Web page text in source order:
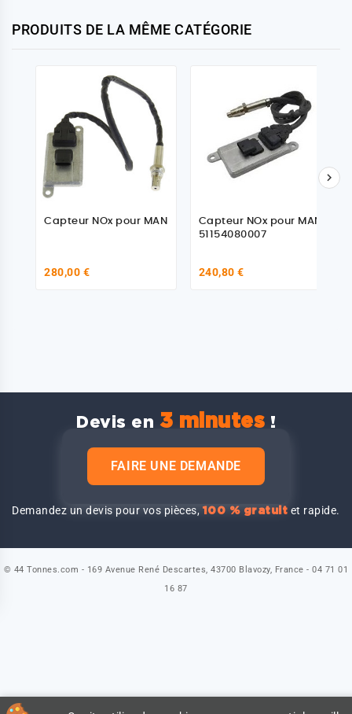
PRODUITS DE LA MÊME CATÉGORIE
Capteur NOx pour MAN
280,00 €
Capteur NOx pour MAN
51154080007
240,80 €

Devis en 3 minutes !
FAIRE UNE DEMANDE
Demandez un devis pour vos pièces,100 % gratuit et rapide.
© 44 Tonnes.com - 169 Avenue René Descartes, 43700 Blavozy, France - 04 71 01
16 87